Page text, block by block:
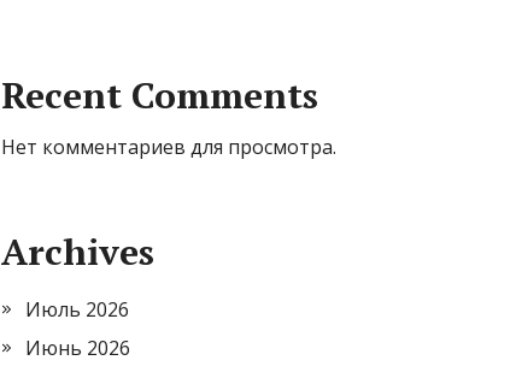
Recent Comments
Нет комментариев для просмотра.
Archives
Июль 2026
Июнь 2026